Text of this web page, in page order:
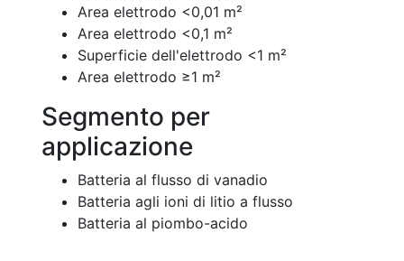
Area elettrodo <0,01 m²
Area elettrodo <0,1 m²
Superficie dell'elettrodo <1 m²
Area elettrodo ≥1 m²
Segmento per
applicazione
Batteria al flusso di vanadio
Batteria agli ioni di litio a flusso
Batteria al piombo-acido